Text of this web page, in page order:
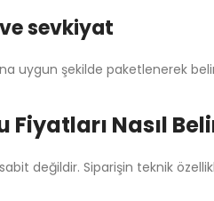
sevkiyat
uygun şekilde paketlenerek
Fiyatları Nasıl
değildir. Siparişin teknik